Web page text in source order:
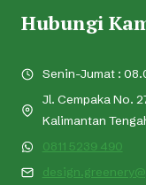
Hubungi
Senin-Jumat :
Jl. Cempaka No.
Kalimantan
0811 5239 490